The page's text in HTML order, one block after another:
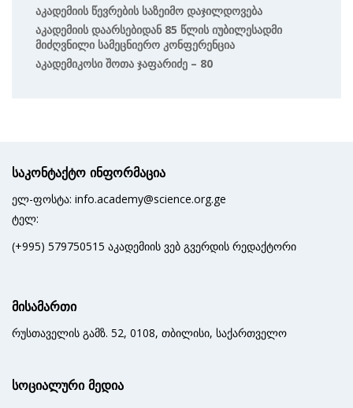
Აკადემიის Წევრების Საზეიმო Დაჯილდოვება
Აკადემიის Დაარსებიდან 85 Წლის Იუბილესადმი
Მიძღვნილი Სამეცნიერო Კონფერენცია
Აკადემიკოსი Შოთა Ჯაფარიძე – 80
საკონტაქტო ინფორმაცია
ელ-ფოსტა: info.academy@science.org.ge
ტელ:
(+995) 579750515 აკადემიის ვებ გვერდის რედაქტორი
მისამართი
რუსთაველის გამზ. 52, 0108, თბილისი, საქართველო
სოციალური მედია